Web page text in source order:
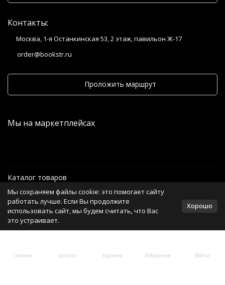
Главная Каталог Корзина Избранное Войти
Контакты:
Москва, 1-я Останкинская 53, 2 этаж, павильон Ж-17
order@bookstr.ru
Проложить маршрут
Мы на маркетплейсах
Каталог товаров
Информация
Политика персональных данных
Мы сохраняем файлы cookie: это помогает сайту
работать лучше. Если Вы продолжите
использовать сайт, мы будем считать, что Вас
это устраивает.
Хорошо